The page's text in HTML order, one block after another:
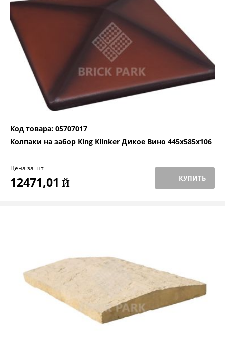
Код товара: 05707017
Колпаки на забор King Klinker Дикое Вино 445x585x106
Цена за шт
12471,01 Й КУПИТЬ